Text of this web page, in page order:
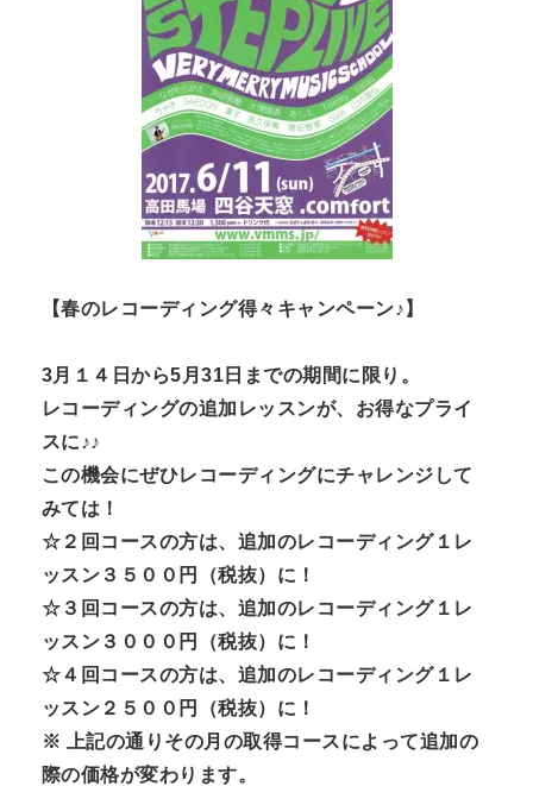
【春のレコーディング得々キャンペーン♪】
3月１４日から5月31日までの期間に限り。
レコーディングの追加レッスンが、お得なプライ
スに♪♪
この機会にぜひレコーディングにチャレンジして
みては！
☆２回コースの方は、追加のレコーディング１レ
ッスン３５００円（税抜）に！
☆３回コースの方は、追加のレコーディング１レ
ッスン３０００円（税抜）に！
☆４回コースの方は、追加のレコーディング１レ
ッスン２５００円（税抜）に！
※ 上記の通りその月の取得コースによって追加の
際の価格が変わります。